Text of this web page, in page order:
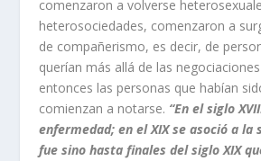
comenzaron a volverse
heterosociedades, comenzaron a
de compañerismo, es decir, de
querían más allá de las
entonces las personas que habían
comienzan a notarse. “En el siglo
enfermedad; en el XIX se asoció a la
fue sino hasta finales del siglo XIX